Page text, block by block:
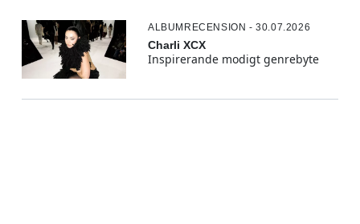
ALBUMRECENSION - 30.07.2026
Charli XCX
Inspirerande modigt genrebyte